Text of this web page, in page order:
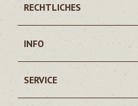
RECHTLICHES
INFO
SERVICE